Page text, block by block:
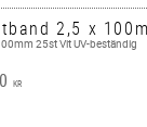
2,5 x
25st Vit UV-beständig
KR